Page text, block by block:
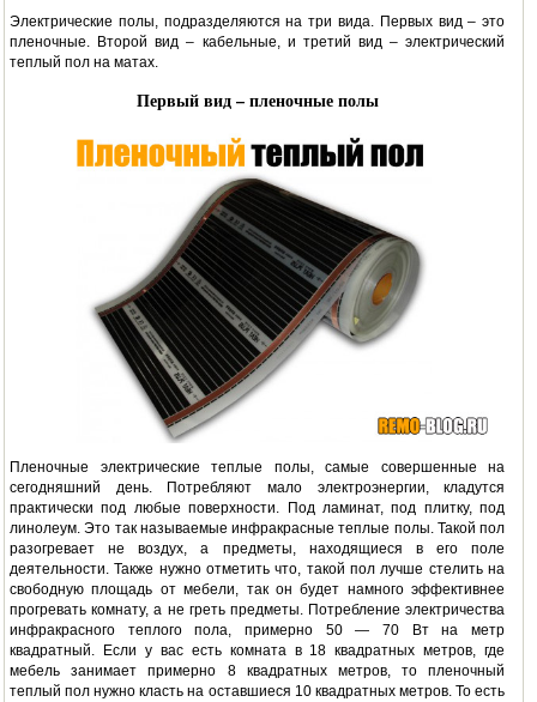
Электрические полы, подразделяются на три вида. Первых вид – это
пленочные. Второй вид – кабельные, и третий вид – электрический
теплый пол на матах.
Первый вид – пленочные полы
Пленочные электрические теплые полы, самые совершенные на
сегодняшний день. Потребляют мало электроэнергии, кладутся
практически под любые поверхности. Под ламинат, под плитку, под
линолеум. Это так называемые инфракрасные теплые полы. Такой пол
разогревает не воздух, а предметы, находящиеся в его поле
деятельности. Также нужно отметить что, такой пол лучше стелить на
свободную площадь от мебели, так он будет намного эффективнее
прогревать комнату, а не греть предметы. Потребление электричества
инфракрасного теплого пола, примерно 50 — 70 Вт на метр
квадратный. Если у вас есть комната в 18 квадратных метров, где
мебель занимает примерно 8 квадратных метров, то пленочный
теплый пол нужно класть на оставшиеся 10 квадратных метров. То есть